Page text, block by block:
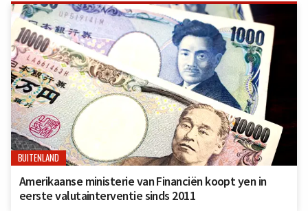
BUITENLAND
Amerikaanse ministerie van Financiën koopt yen in
eerste valutainterventie sinds 2011